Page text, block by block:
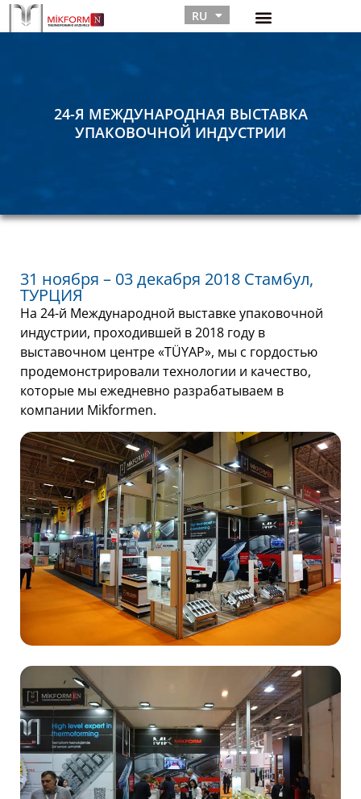
RU
TR
24-Я МЕЖДУНАРОДНАЯ ВЫСТАВКА
УПАКОВОЧНОЙ ИНДУСТРИИ
31 ноября – 03 декабря 2018 Стамбул,
ТУРЦИЯ
На 24-й Международной выставке упаковочной
индустрии, проходившей в 2018 году в
выставочном центре «TÜYAP», мы с гордостью
продемонстрировали технологии и качество,
которые мы ежедневно разрабатываем в
компании Mikformen.